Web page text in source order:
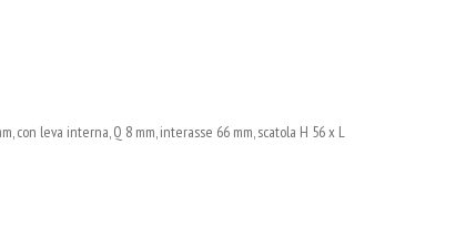
con leva interna, Q 8 mm, interasse 66 mm, scatola H 56 x L